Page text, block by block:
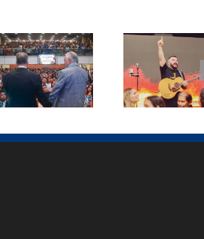
Conferência
ICB Bahia
reúne mais
de 3 mil
pessoas em
lança
inédita em
Goianira e
celebra 43
vidas